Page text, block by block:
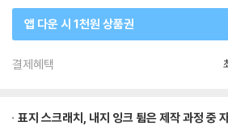
앱 다운 시 1천원 상품권
결제혜택
표지 스크래치, 내지 잉크 튐은 제작 과정 중